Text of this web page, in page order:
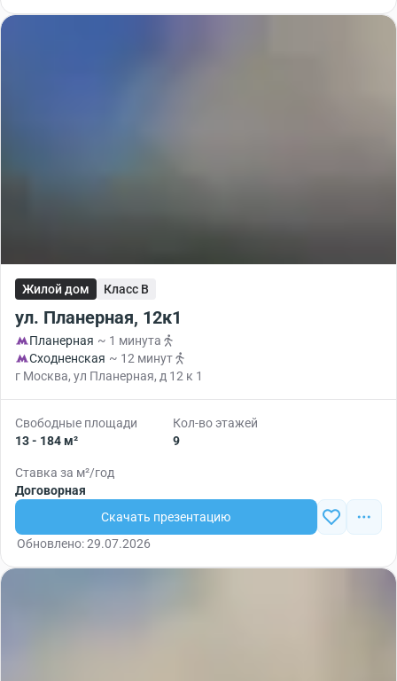
Жилой дом Класс B
ул. Планерная, 12к1
Планерная ~ 1 минута
Сходненская ~ 12 минут
г Москва, ул Планерная, д 12 к 1
Свободные площади
13 - 184 м²
Кол-во этажей
9
Ставка за м²/год
Договорная
Скачать презентацию
Обновлено: 29.07.2026